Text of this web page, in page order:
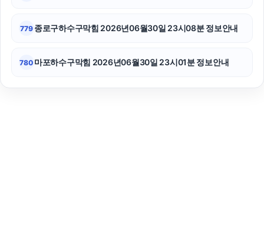
779 종로구하수구막힘 2026년06월30일 23시08분 정보안내
780 마포하수구막힘 2026년06월30일 23시01분 정보안내